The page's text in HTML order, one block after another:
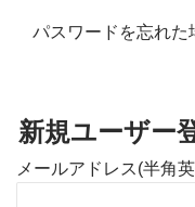
パスワードを忘れ
新規ユーザー
メールアドレス(半角